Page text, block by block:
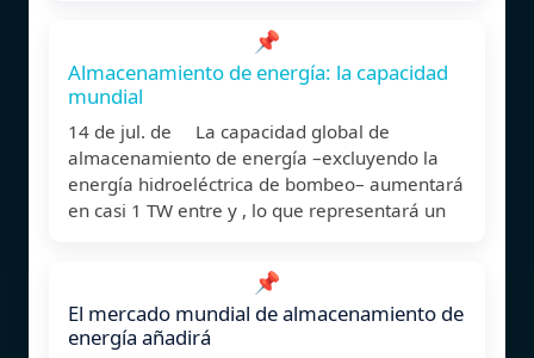
📌
Almacenamiento de energía: la capacidad
mundial
14 de jul. de La capacidad global de
almacenamiento de energía –excluyendo la
energía hidroeléctrica de bombeo– aumentará
en casi 1 TW entre y , lo que representará un
📌
El mercado mundial de almacenamiento de
energía añadirá